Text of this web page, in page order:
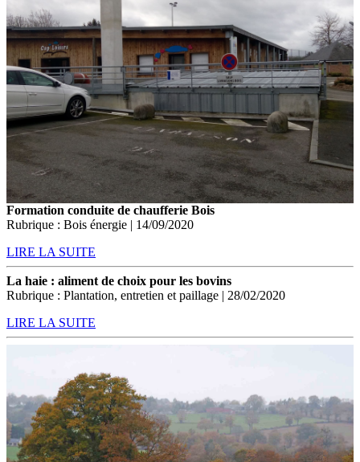
Formation conduite de chaufferie Bois
Rubrique : Bois énergie | 14/09/2020
LIRE LA SUITE
La haie : aliment de choix pour les bovins
Rubrique : Plantation, entretien et paillage | 28/02/2020
LIRE LA SUITE